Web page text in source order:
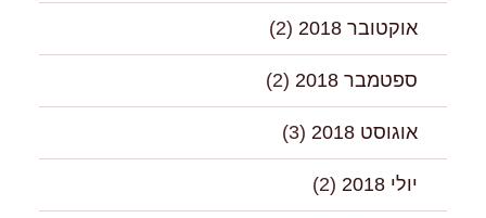
אוקטובר 2018 (2)
ספטמבר 2018 (2)
אוגוסט 2018 (3)
יולי 2018 (2)